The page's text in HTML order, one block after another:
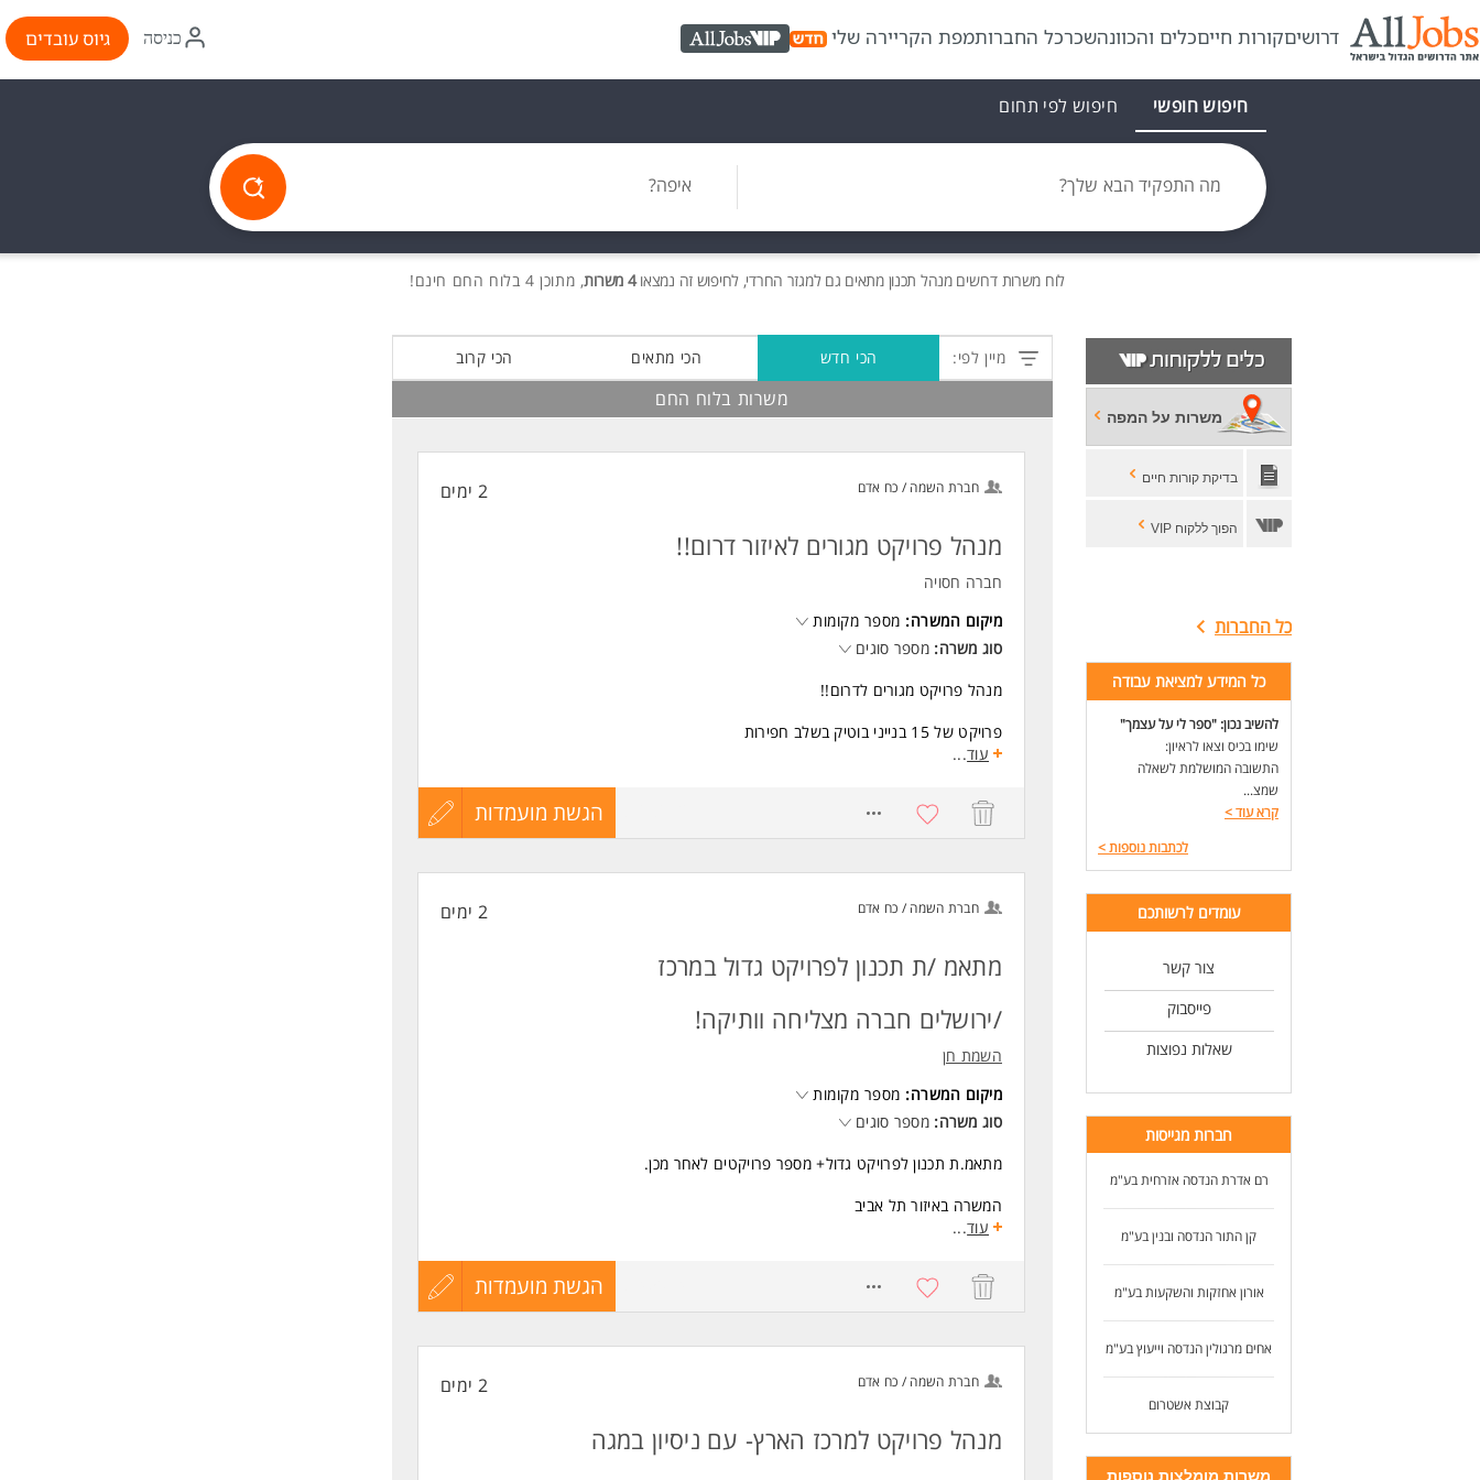
דרושיםקורות חייםכלים והכוונהשכרכל החברותמפת הקריירה שלי AllJobs VIP
איקון
התחברות
כניסה גיוס עובדים
חיפוש חופשי חיפוש לפי תחום
מה התפקיד הבא שלך? איפה?
לוח משרותדרושים מנהל תכנון מתאים גם למגזר החרדי, לחיפוש זה נמצאו4 משרות , מתוכן 4 בלוח החם חינם!
משרות על המפה
בדיקת קורות חיים
הפוך ללקוח VIP
כל החברות
כל המידע למציאת עבודה
להשיב נכון: "ספר לי על עצמך"
שימו בכיס וצאו לראיון:
התשובה המושלמת לשאלה
שמצ...
קרא עוד>
לכתבות נוספות>
עומדים לרשותכם
צור קשר
פייסבוק
שאלות נפוצות
חברות מגייסות
רם אדרת הנדסה אזרחית בע"מ
קן התור הנדסה ובנין בע"מ
אורון אחזקות והשקעות בע"מ
אחים מרגולין הנדסה וייעוץ בע"מ
קבוצת אשטרום
משרות מומלצות נוספות
מיין לפי: הכי חדש הכי מתאים הכי קרוב
משרות בלוח החם
חברת השמה / כח אדם 2 ימים
מנהל פרויקט מגורים לאיזור דרום!!
חברה חסויה
מיקום המשרה: מספר מקומות
סוג משרה: מספר סוגים
מנהל פרויקט מגורים לדרום!!
פרויקט של 15 בנייני בוטיק בשלב חפירות
זמינות מידית
עבודה לטווח הארוך
דרישות:
יחסי אנוש מעולים+!!
זמינות מידית המשרה מיועדת לנשים ולגברים כאחד.
עוד...
הגשת מועמדות
עדכון
חברת השמה / כח אדם 2 ימים
מתאמ /ת תכנון לפרויקט גדול במרכז
/ירושלים חברה מצליחה וותיקה!
השמת חן
מיקום המשרה: מספר מקומות
סוג משרה: מספר סוגים
מתאמ.ת תכנון לפרויקט גדול+ מספר פרויקטים לאחר מכן.
המשרה באיזור תל אביב
דרישות:
השכלת:
מהנדס/ת /אדריכל/ית/ הנדסאי/ת- חובה!
ניסיון מקצועי של לפחות 5 שנים בתיאום תכנון בפרויקטים גדולים עתירי אדריכלות, שלד,
שליטה מלאה בכל נושא הBIM וניהולו+ שליטה מלאה בוויטמין אוטוקאד, סקצ'אפ ותוכנות
עוד...
הגשת מועמדות
עדכון
חברת השמה / כח אדם 2 ימים
מנהל פרויקט למרכז הארץ- עם ניסיון במגה